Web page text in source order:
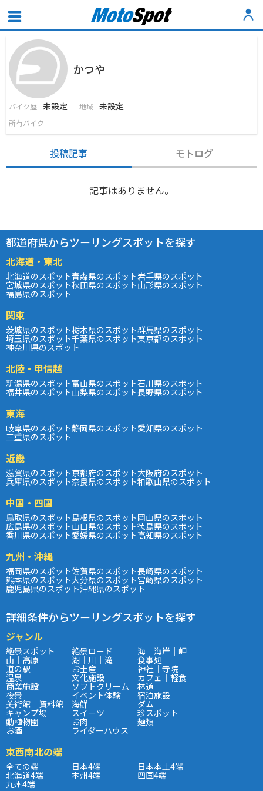
かつや
バイク歴 未設定 地域 未設定
所有バイク
投稿記事 モトログ
記事はありません。
都道府県からツーリングスポットを探す
北海道・東北
北海道のスポット青森県のスポット岩手県のスポット
宮城県のスポット秋田県のスポット山形県のスポット
福島県のスポット
関東
茨城県のスポット栃木県のスポット群馬県のスポット
埼玉県のスポット千葉県のスポット東京都のスポット
神奈川県のスポット
北陸・甲信越
新潟県のスポット富山県のスポット石川県のスポット
福井県のスポット山梨県のスポット長野県のスポット
東海
岐阜県のスポット静岡県のスポット愛知県のスポット
三重県のスポット
近畿
滋賀県のスポット京都府のスポット大阪府のスポット
兵庫県のスポット奈良県のスポット和歌山県のスポット
中国・四国
鳥取県のスポット島根県のスポット岡山県のスポット
広島県のスポット山口県のスポット徳島県のスポット
香川県のスポット愛媛県のスポット高知県のスポット
九州・沖縄
福岡県のスポット佐賀県のスポット長崎県のスポット
熊本県のスポット大分県のスポット宮崎県のスポット
鹿児島県のスポット沖縄県のスポット
詳細条件からツーリングスポットを探す
ジャンル
絶景スポット 絶景ロード 海｜海岸｜岬
山｜高原 湖｜川｜滝 食事処
道の駅 お土産 神社｜寺院
温泉 文化施設 カフェ｜軽食
商業施設 ソフトクリーム 林道
夜景 イベント体験 宿泊施設
美術館｜資料館 海鮮 ダム
キャンプ場 スイーツ 珍スポット
動植物園 お肉 麺類
お酒 ライダーハウス
東西南北の端
全ての端 日本4端 日本本土4端
北海道4端 本州4端 四国4端
九州4端